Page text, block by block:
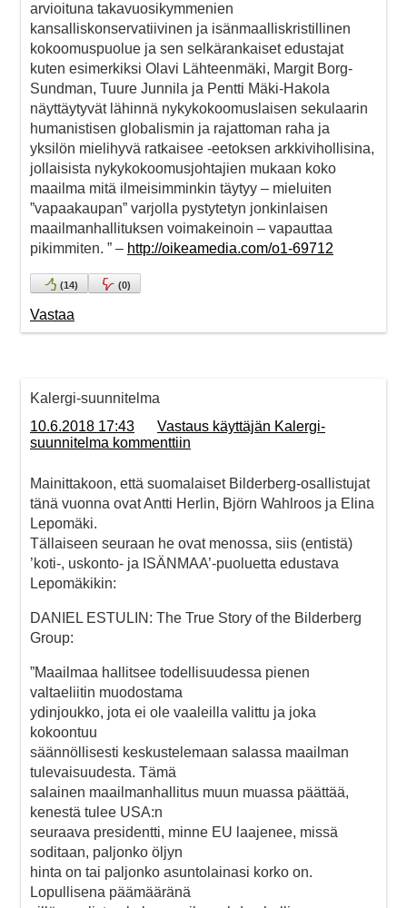
arvioituna takavuosikymmenien
kansalliskonservatiivinen ja isänmaalliskristillinen
kokoomuspuolue ja sen selkärankaiset edustajat
kuten esimerkiksi Olavi Lähteenmäki, Margit Borg-
Sundman, Tuure Junnila ja Pentti Mäki-Hakola
näyttäytyvät lähinnä nykykokoomuslaisen sekulaarin
humanistisen globalismin ja rajattoman raha ja
yksilön mielihyvä ratkaisee -eetoksen arkkivihollisina,
jollaisista nykykokoomusjohtajien mukaan koko
maailma mitä ilmeisimminkin täytyy – mieluiten
”vapaakaupan” varjolla pystytetyn jonkinlaisen
maailmanhallituksen voimakeinoin – vapauttaa
pikimmiten. ” – http://oikeamedia.com/o1-69712
(14) (0)
Vastaa
Kalergi-suunnitelma
10.6.2018 17:43
Vastaus käyttäjän Kalergi-
suunnitelma kommenttiin
Mainittakoon, että suomalaiset Bilderberg-osallistujat
tänä vuonna ovat Antti Herlin, Björn Wahlroos ja Elina
Lepomäki.
Tällaiseen seuraan he ovat menossa, siis (entistä)
’koti-, uskonto- ja ISÄNMAA’-puoluetta edustava
Lepomäkikin:
DANIEL ESTULIN: The True Story of the Bilderberg
Group:
”Maailmaa hallitsee todellisuudessa pienen
valtaeliitin muodostama
ydinjoukko, jota ei ole vaaleilla valittu ja joka
kokoontuu
säännöllisesti keskustelemaan salassa maailman
tulevaisuudesta. Tämä
salainen maailmanhallitus muun muassa päättää,
kenestä tulee USA:n
seuraava presidentti, minne EU laajenee, missä
soditaan, paljonko öljyn
hinta on tai paljonko asuntolainasi korko on.
Lopullisena päämääränä